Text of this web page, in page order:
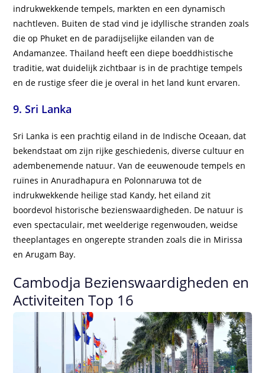
indrukwekkende tempels, markten en een dynamisch
nachtleven. Buiten de stad vind je idyllische stranden zoals
die op Phuket en de paradijselijke eilanden van de
Andamanzee. Thailand heeft een diepe boeddhistische
traditie, wat duidelijk zichtbaar is in de prachtige tempels
en de rustige sfeer die je overal in het land kunt ervaren.
9. Sri Lanka
Sri Lanka is een prachtig eiland in de Indische Oceaan, dat
bekendstaat om zijn rijke geschiedenis, diverse cultuur en
adembenemende natuur. Van de eeuwenoude tempels en
ruïnes in Anuradhapura en Polonnaruwa tot de
indrukwekkende heilige stad Kandy, het eiland zit
boordevol historische bezienswaardigheden. De natuur is
even spectaculair, met weelderige regenwouden, weidse
theeplantages en ongerepte stranden zoals die in Mirissa
en Arugam Bay.
Cambodja Bezienswaardigheden en
Activiteiten Top 16